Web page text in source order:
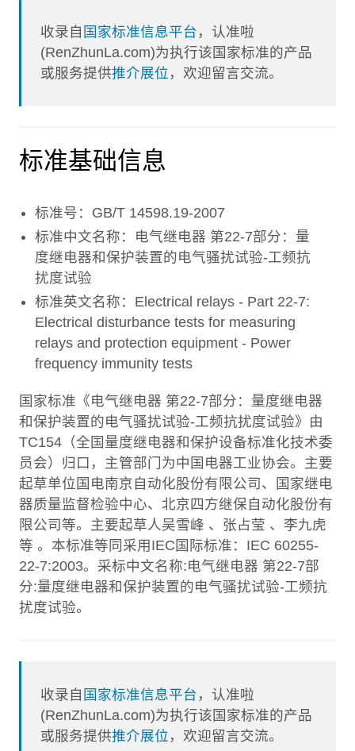
收录自 国家标准信息平台 ，认准啦
(RenZhunLa.com)为执行该国家标准的产品
或服务提供推介展位 ，欢迎留言交流。
标准基础信息
标准号：GB/T 14598.19-2007
标准中文名称：电气继电器 第22-7部分：量
度继电器和保护装置的电气骚扰试验-工频抗
扰度试验
标准英文名称：Electrical relays - Part 22-7:
Electrical disturbance tests for measuring
relays and protection equipment - Power
frequency immunity tests
国家标准《电气继电器 第22-7部分：量度继电器
和保护装置的电气骚扰试验-工频抗扰度试验》由
TC154（全国量度继电器和保护设备标准化技术委
员会）归口，主管部门为中国电器工业协会。主要
起草单位国电南京自动化股份有限公司、国家继电
器质量监督检验中心、北京四方继保自动化股份有
限公司等。主要起草人吴雪峰 、张占莹 、李九虎
等 。本标准等同采用IEC国际标准：IEC 60255-
22-7:2003。采标中文名称:电气继电器 第22-7部
分:量度继电器和保护装置的电气骚扰试验-工频抗
扰度试验。
收录自 国家标准信息平台 ，认准啦
(RenZhunLa.com)为执行该国家标准的产品
或服务提供推介展位 ，欢迎留言交流。